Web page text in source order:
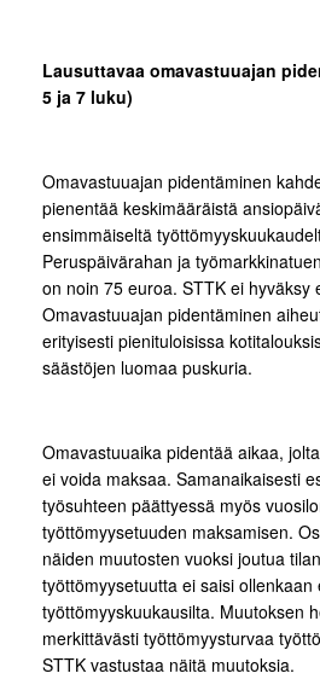
Lausuttavaa omavastuuajan
5 ja 7 luku)
Omavastuuajan pidentäminen
pienentää keskimääräistä
ensimmäiseltä
Peruspäivärahan ja
on noin 75 euroa. STTK ei hyväksy
Omavastuuajan pidentäminen
erityisesti pienituloisissa
säästöjen luomaa puskuria.
Omavastuuaika pidentää aikaa,
ei voida maksaa. Samanaikaisesti
työsuhteen päättyessä myös
työttömyysetuuden maksamisen.
näiden muutosten vuoksi joutua
työttömyysetuutta ei saisi ollenkaan
työttömyyskuukausilta. Muutoksen
merkittävästi työttömyysturvaa
STTK vastustaa näitä muutoksia.